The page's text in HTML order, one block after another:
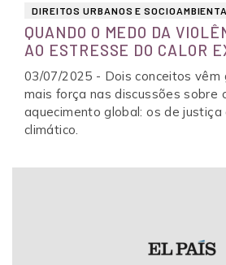
DIREITOS URBANOS E
QUANDO O MEDO DA
AO ESTRESSE DO CALOR
03/07/2025 - Dois conceitos vêm
mais força nas discussões sobre
aquecimento global: os de justiça
climático.